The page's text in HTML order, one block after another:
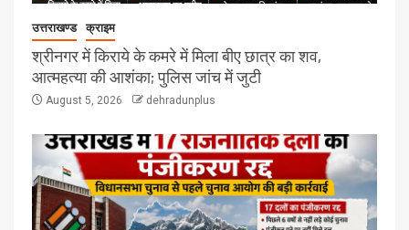
उत्तराखण्ड क्राइम
श्रीनगर में किराये के कमरे में मिला बीए छात्र का शव,
आत्महत्या की आशंका; पुलिस जांच में जुटी
August 5, 2026 dehradunplus